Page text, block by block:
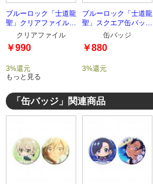
ブルーロック「士道龍
聖」クリアファイルセ
ットクリアファイル
￥990
3%還元
ブルーロック「士道龍
聖」スクエア缶バッジ
缶バッジ
￥880
3%還元
もっと見る
「缶バッジ」関連商品